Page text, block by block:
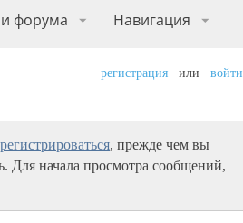
форума Навигация
регистрация или войти
, прежде чем вы
Для начала просмотра сообщений,